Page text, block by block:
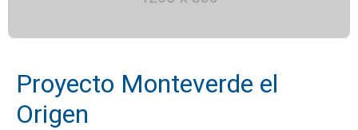
Proyecto Monteverde el
Origen